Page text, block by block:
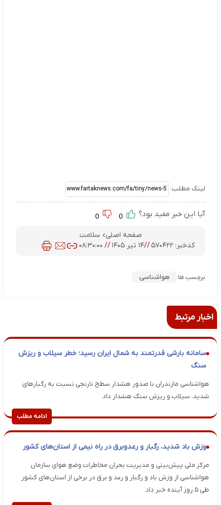
لینک مطلب:
آیا این خبر مفید بود؟
صفحه اصلی
سلامت
کدخبر: ۵۷۰۴۲۲ //۱۴ تیر ۱۴۰۵ // ۰۸:۳۰:۰۰
برچسب ها: هواشناسی
اخبار مرتبط
سامانه بارشی قدرتمند به شمال ایران رسید؛ خطر سیلاب و ریزش
سنگ
هواشناسی مازندران با صدور هشدار سطح نارنجی نسبت به ‌رگبارهای
شدید، سیلاب‌ و ریزش سنگ ‌هشدار داد.
ادامه مطلب
وزش باد شدید، رگبار و رعدوبرق در راه نیمی از استان‌های کشور
مرکز ملی پیش‌بینی و مدیریت بحران مخاطرات وضع هوای سازمان
هواشناسی از وزش باد و رگبار و رعد و برق در برخی از استان‌های کشور
طی ۵ روز آینده خبر داد.